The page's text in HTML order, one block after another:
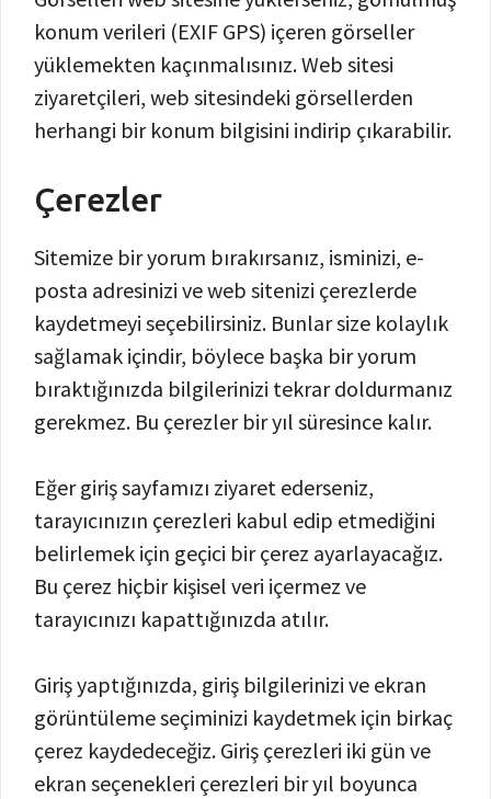
konum verileri (EXIF GPS) içeren görseller
yüklemekten kaçınmalısınız. Web sitesi
ziyaretçileri, web sitesindeki görsellerden
herhangi bir konum bilgisini indirip çıkarabilir.
Çerezler
Sitemize bir yorum bırakırsanız, isminizi, e-
posta adresinizi ve web sitenizi çerezlerde
kaydetmeyi seçebilirsiniz. Bunlar size kolaylık
sağlamak içindir, böylece başka bir yorum
bıraktığınızda bilgilerinizi tekrar doldurmanız
gerekmez. Bu çerezler bir yıl süresince kalır.
Eğer giriş sayfamızı ziyaret ederseniz,
tarayıcınızın çerezleri kabul edip etmediğini
belirlemek için geçici bir çerez ayarlayacağız.
Bu çerez hiçbir kişisel veri içermez ve
tarayıcınızı kapattığınızda atılır.
Giriş yaptığınızda, giriş bilgilerinizi ve ekran
görüntüleme seçiminizi kaydetmek için birkaç
çerez kaydedeceğiz. Giriş çerezleri iki gün ve
ekran seçenekleri çerezleri bir yıl boyunca